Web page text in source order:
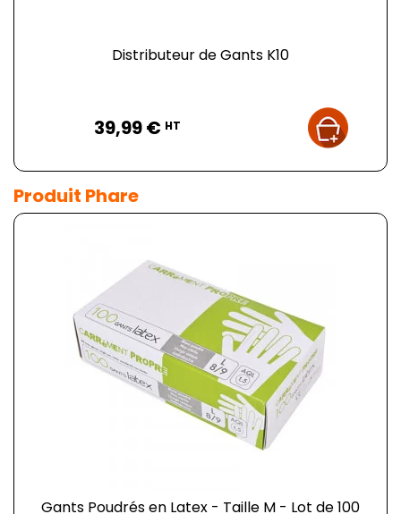
Distributeur de Gants K10
39,99 € HT
Produit Phare
Gants Poudrés en Latex - Taille M - Lot de 100